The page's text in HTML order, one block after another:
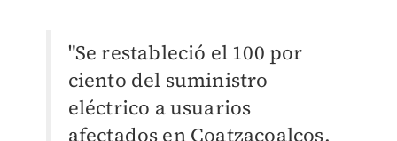
"Se restableció el 100 por
ciento del suministro
eléctrico a usuarios
afectados en Coatzacoalcos,